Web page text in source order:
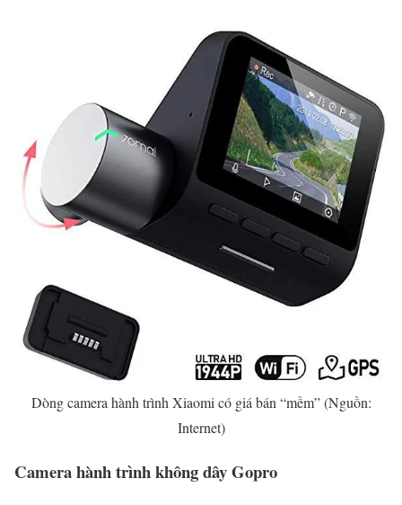
Dòng camera hành trình Xiaomi có giá bán “mềm” (Nguồn:
Internet)
Camera hành trình không dây Gopro